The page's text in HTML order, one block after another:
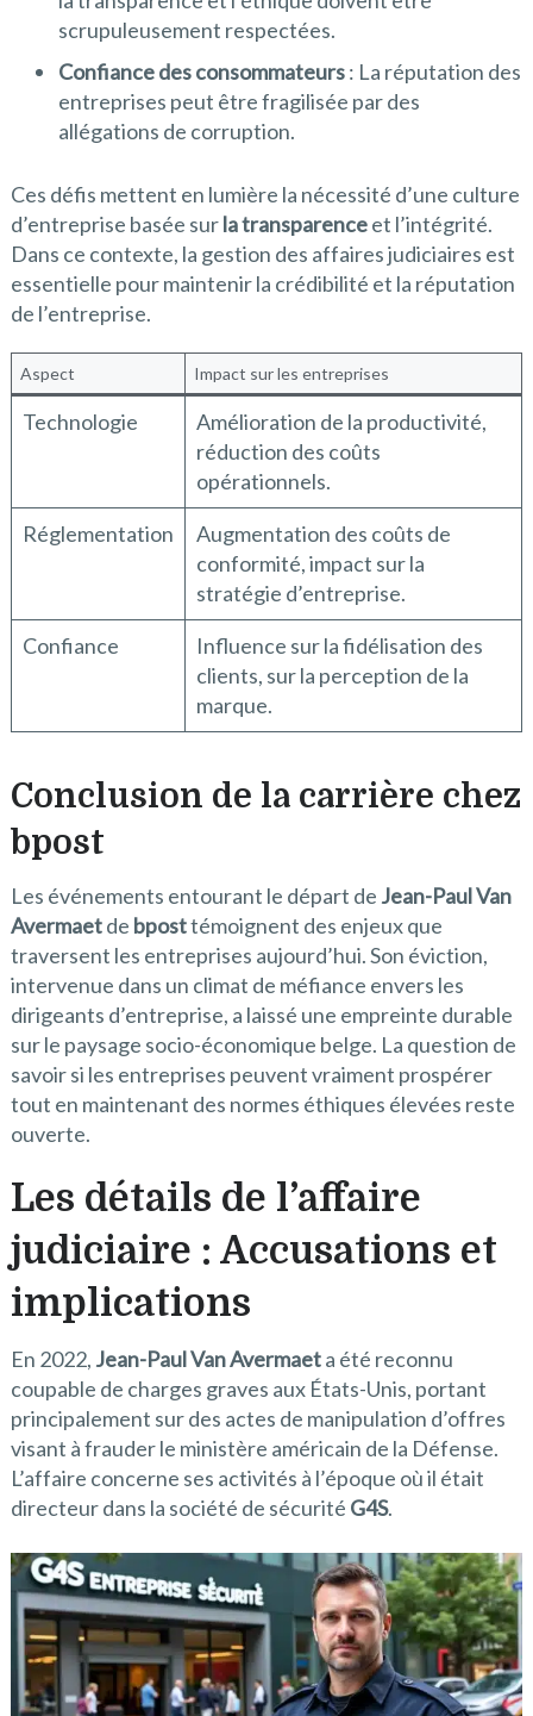
scrupuleusement respectées.
Confiance des consommateurs: La réputation des
entreprises peut être fragilisée par des
allégations de corruption.
Ces défis mettent en lumière la nécessité d’une culture
d’entreprise basée surla transparenceet l’intégrité.
Dans ce contexte, la gestion des affaires judiciaires est
essentielle pour maintenir la crédibilité et la réputation
de l’entreprise.
Aspect Impact sur les entreprises
Technologie
Amélioration de la productivité,
réduction des coûts
opérationnels.
Réglementation
Augmentation des coûts de
conformité, impact sur la
stratégie d’entreprise.
Confiance
Influence sur la fidélisation des
clients, sur la perception de la
marque.
Conclusion de la carrière chez
bpost
Les événements entourant le départ de Jean-Paul Van
Avermaetde bposttémoignent des enjeux que
traversent les entreprises aujourd’hui. Son éviction,
intervenue dans un climat de méfiance envers les
dirigeants d’entreprise, a laissé une empreinte durable
sur le paysage socio-économique belge. La question de
savoir si les entreprises peuvent vraiment prospérer
tout en maintenant des normes éthiques élevées reste
ouverte.
Les détails de l’affaire
judiciaire : Accusations et
implications
En 2022, Jean-Paul Van Avermaeta été reconnu
coupable de charges graves aux États-Unis, portant
principalement sur des actes de manipulation d’offres
visant à frauder le ministère américain de la Défense.
L’affaire concerne ses activités à l’époque où il était
directeur dans la société de sécurité G4S.